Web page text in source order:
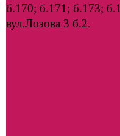
б.170; б.171; б.173;
вул.Лозова 3 б.2.